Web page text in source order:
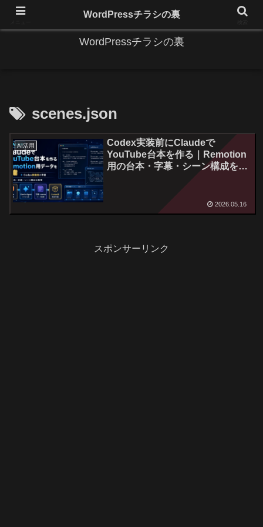
IT系に係る基礎的な情報と便利な使い方を更新します。
WordPressチラシの裏
scenes.json
AI活用
Codex実装前にClaudeで
YouTube台本を作る｜Remotion
用の台本・字幕・シーン構成を準
2026.05.16
スポンサーリンク
WordPressチラシの裏